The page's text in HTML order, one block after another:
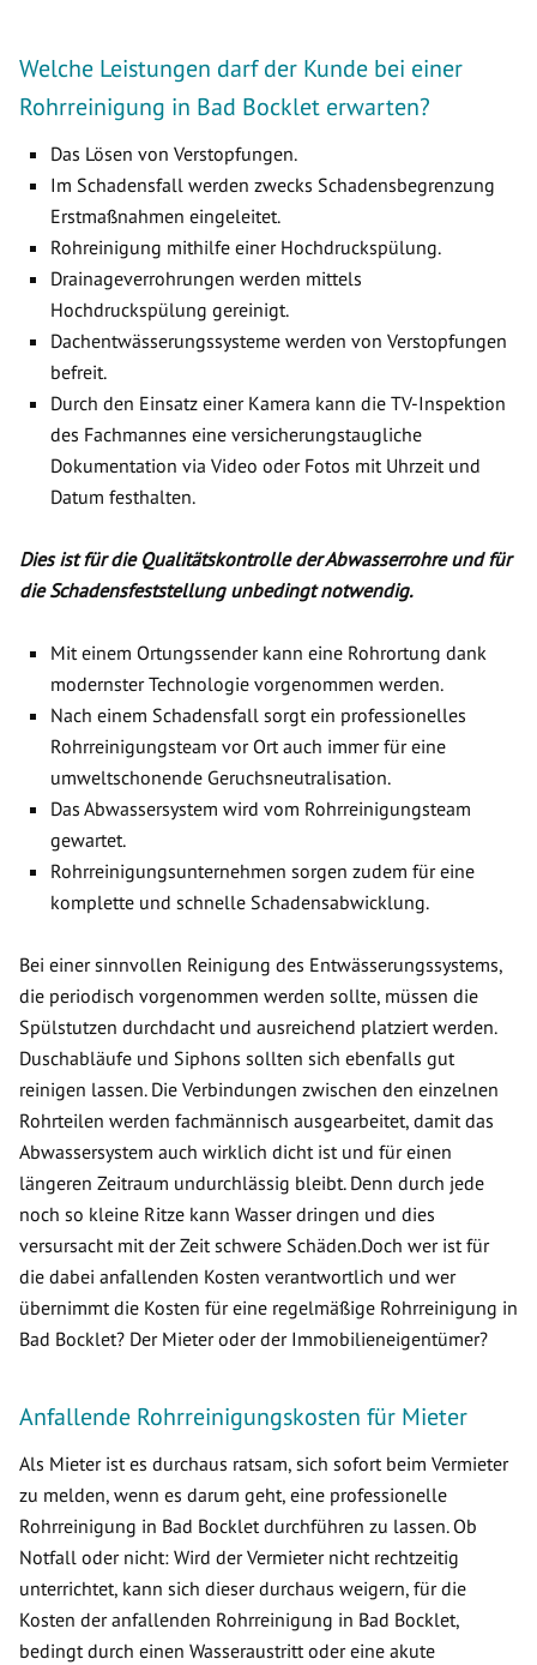
Welche Leistungen darf der Kunde bei einer
Rohrreinigung in Bad Bocklet erwarten?
Das Lösen von Verstopfungen.
Im Schadensfall werden zwecks Schadensbegrenzung
Erstmaßnahmen eingeleitet.
Rohreinigung mithilfe einer Hochdruckspülung.
Drainageverrohrungen werden mittels
Hochdruckspülung gereinigt.
Dachentwässerungssysteme werden von Verstopfungen
befreit.
Durch den Einsatz einer Kamera kann die TV-Inspektion
des Fachmannes eine versicherungstaugliche
Dokumentation via Video oder Fotos mit Uhrzeit und
Datum festhalten.
Dies ist für die Qualitätskontrolle der Abwasserrohre und für
die Schadensfeststellung unbedingt notwendig.
Mit einem Ortungssender kann eine Rohrortung dank
modernster Technologie vorgenommen werden.
Nach einem Schadensfall sorgt ein professionelles
Rohrreinigungsteam vor Ort auch immer für eine
umweltschonende Geruchsneutralisation.
Das Abwassersystem wird vom Rohrreinigungsteam
gewartet.
Rohrreinigungsunternehmen sorgen zudem für eine
komplette und schnelle Schadensabwicklung.
Bei einer sinnvollen Reinigung des Entwässerungssystems,
die periodisch vorgenommen werden sollte, müssen die
Spülstutzen durchdacht und ausreichend platziert werden.
Duschabläufe und Siphons sollten sich ebenfalls gut
reinigen lassen. Die Verbindungen zwischen den einzelnen
Rohrteilen werden fachmännisch ausgearbeitet, damit das
Abwassersystem auch wirklich dicht ist und für einen
längeren Zeitraum undurchlässig bleibt. Denn durch jede
noch so kleine Ritze kann Wasser dringen und dies
versursacht mit der Zeit schwere Schäden.Doch wer ist für
die dabei anfallenden Kosten verantwortlich und wer
übernimmt die Kosten für eine regelmäßige Rohrreinigung in
Bad Bocklet? Der Mieter oder der Immobilieneigentümer?
Anfallende Rohrreinigungskosten für Mieter
Als Mieter ist es durchaus ratsam, sich sofort beim Vermieter
zu melden, wenn es darum geht, eine professionelle
Rohrreinigung in Bad Bocklet durchführen zu lassen. Ob
Notfall oder nicht: Wird der Vermieter nicht rechtzeitig
unterrichtet, kann sich dieser durchaus weigern, für die
Kosten der anfallenden Rohrreinigung in Bad Bocklet,
bedingt durch einen Wasseraustritt oder eine akute